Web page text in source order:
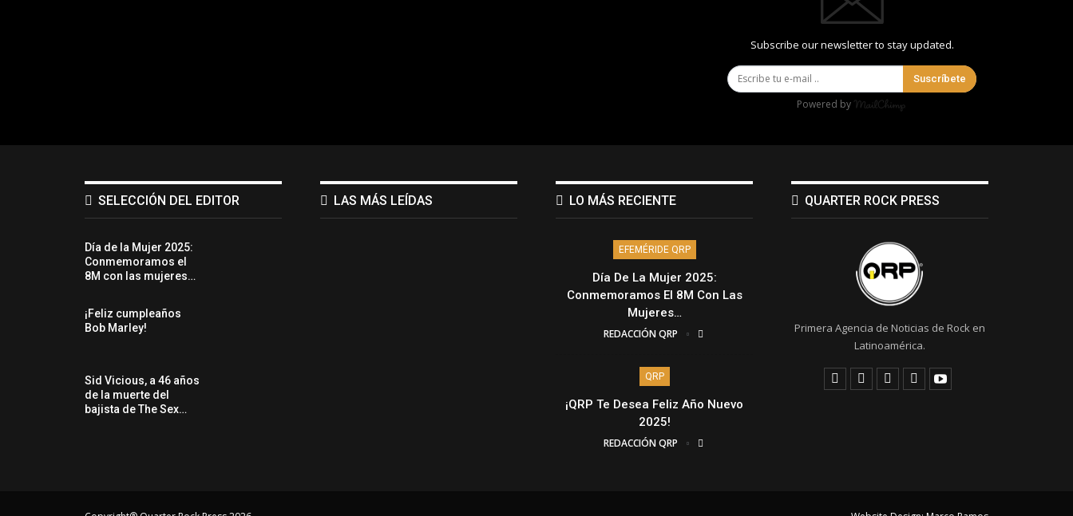
Subscribe our newsletter to stay updated.
Suscríbete
Powered by
SELECCIÓN DEL EDITOR
Día de la Mujer 2025:
Conmemoramos el
8M con las mujeres…
¡Feliz cumpleaños
Bob Marley!
Sid Vicious, a 46 años
de la muerte del
bajista de The Sex…
LAS MÁS LEÍDAS LO MÁS RECIENTE
EFEMÉRIDE QRP
Día De La Mujer 2025:
Conmemoramos El 8M Con Las
Mujeres…
REDACCIÓN QRP
QRP
¡QRP Te Desea Feliz Año Nuevo
2025!
REDACCIÓN QRP
QUARTER ROCK PRESS
Primera Agencia de Noticias de Rock en
Latinoamérica.